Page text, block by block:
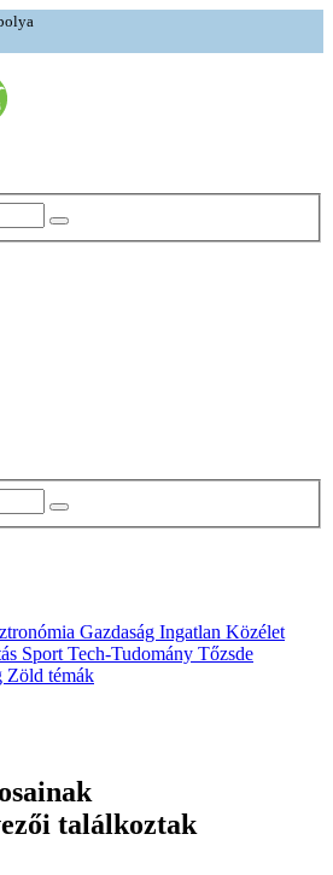
Gazdaság Ingatlan Közélet
Sport Tech-Tudomány Tőzsde
Zöld témák
találkoztak